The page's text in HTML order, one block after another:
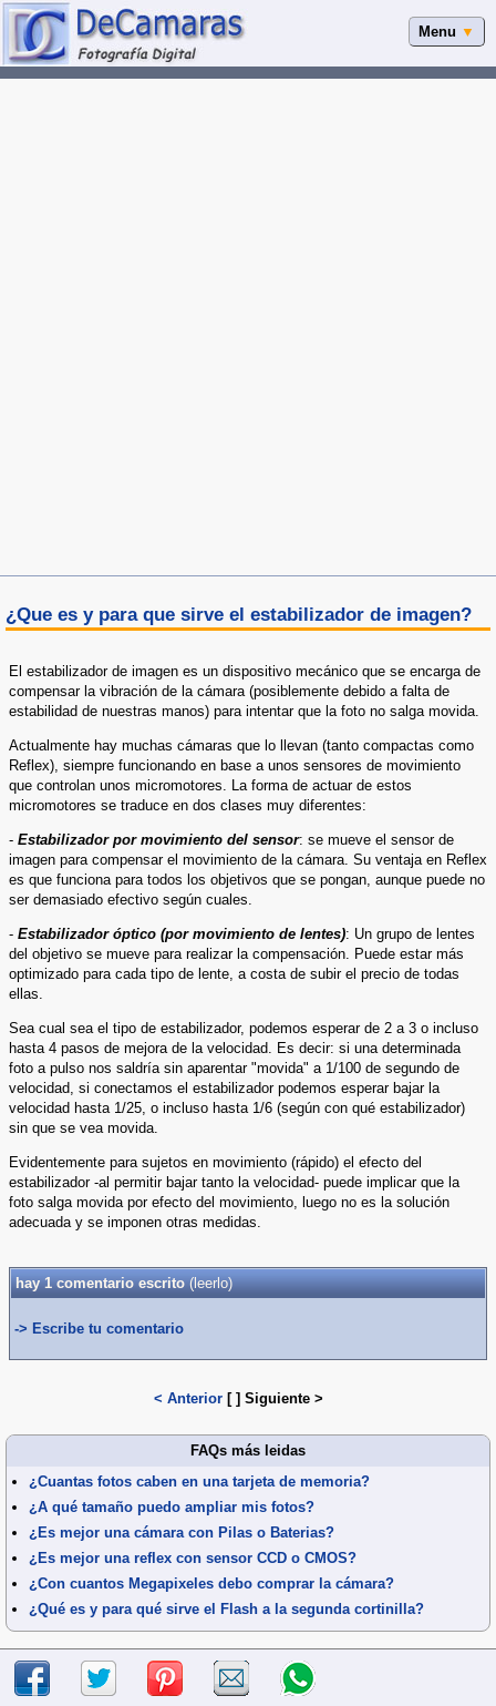
Menu ▼
¿Que es y para que sirve el estabilizador de imagen?
El estabilizador de imagen es un dispositivo mecánico que se encarga de
compensar la vibración de la cámara (posiblemente debido a falta de
estabilidad de nuestras manos) para intentar que la foto no salga movida.
Actualmente hay muchas cámaras que lo llevan (tanto compactas como
Reflex), siempre funcionando en base a unos sensores de movimiento
que controlan unos micromotores. La forma de actuar de estos
micromotores se traduce en dos clases muy diferentes:
- Estabilizador por movimiento del sensor: se mueve el sensor de
imagen para compensar el movimiento de la cámara. Su ventaja en Reflex
es que funciona para todos los objetivos que se pongan, aunque puede no
ser demasiado efectivo según cuales.
- Estabilizador óptico (por movimiento de lentes): Un grupo de lentes
del objetivo se mueve para realizar la compensación. Puede estar más
optimizado para cada tipo de lente, a costa de subir el precio de todas
ellas.
Sea cual sea el tipo de estabilizador, podemos esperar de 2 a 3 o incluso
hasta 4 pasos de mejora de la velocidad. Es decir: si una determinada
foto a pulso nos saldría sin aparentar "movida" a 1/100 de segundo de
velocidad, si conectamos el estabilizador podemos esperar bajar la
velocidad hasta 1/25, o incluso hasta 1/6 (según con qué estabilizador)
sin que se vea movida.
Evidentemente para sujetos en movimiento (rápido) el efecto del
estabilizador -al permitir bajar tanto la velocidad- puede implicar que la
foto salga movida por efecto del movimiento, luego no es la solución
adecuada y se imponen otras medidas.
hay 1 comentario escrito(leerlo)
-> Escribe tu comentario
< Anterior [ ] Siguiente >
FAQs más leidas
¿Cuantas fotos caben en una tarjeta de memoria?
¿A qué tamaño puedo ampliar mis fotos?
¿Es mejor una cámara con Pilas o Baterias?
¿Es mejor una reflex con sensor CCD o CMOS?
¿Con cuantos Megapixeles debo comprar la cámara?
¿Qué es y para qué sirve el Flash a la segunda cortinilla?